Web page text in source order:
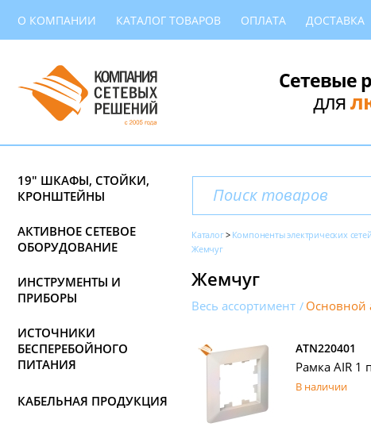
О КОМПАНИИ КАТАЛОГ ТОВАРОВ ОПЛАТА ДОСТАВКА
Сетевые
для
19" ШКАФЫ, СТОЙКИ,
КРОНШТЕЙНЫ
АКТИВНОЕ СЕТЕВОЕ
ОБОРУДОВАНИЕ
ИНСТРУМЕНТЫ И
ПРИБОРЫ
ИСТОЧНИКИ
БЕСПЕРЕБОЙНОГО
ПИТАНИЯ
КАБЕЛЬНАЯ ПРОДУКЦИЯ
Каталог Компоненты электрических сетей
Жемчуг
Жемчуг
Весь ассортимент Основной
ATN220401
Рамка AIR 1
В наличии